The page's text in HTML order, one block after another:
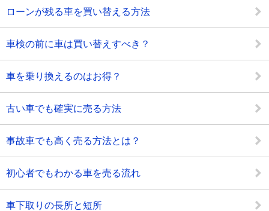
ローンが残る車を買い替える方法
車検の前に車は買い替えすべき？
車を乗り換えるのはお得？
古い車でも確実に売る方法
事故車でも高く売る方法とは？
初心者でもわかる車を売る流れ
車下取りの長所と短所